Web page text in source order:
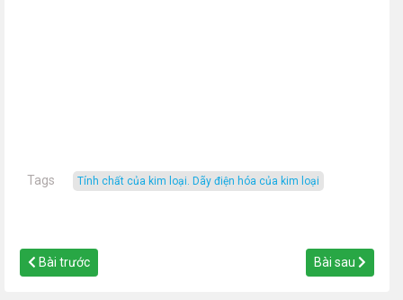
Tags Tính chất của kim loại. Dãy điện hóa của kim loại
Bài trước Bài sau